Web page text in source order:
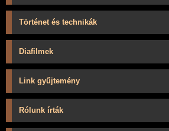
Történet és technikák
Diafilmek
Link gyűjtemény
Rólunk írták